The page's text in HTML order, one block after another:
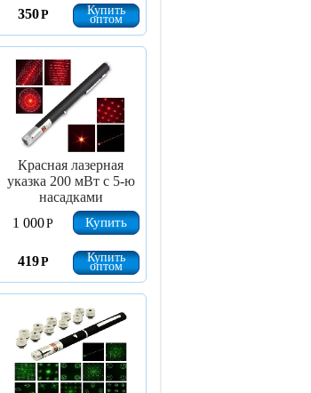
350Р Купить
оптом
Красная лазерная
указка 200 мВт с 5-ю
насадками
1 000Р Купить
419Р Купить
оптом